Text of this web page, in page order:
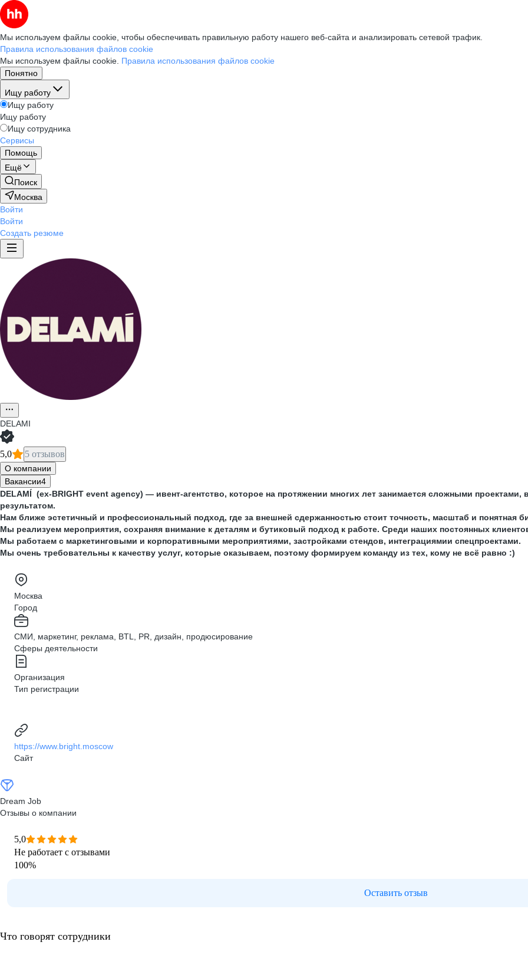
Мы используем файлы cookie, чтобы обеспечивать правильную работу нашего веб-сайта и анализировать сетевой трафик.
Правила использования файлов cookie
Мы используем файлы cookie. Правила использования файлов cookie
Понятно
Ищу работу
Ищу работу
Ищу работу
Ищу сотрудника
Сервисы
Помощь
Ещё
Поиск
Москва
Войти
Войти
Создать резюме
DELAMI
5,0 5 отзывов
О компании
Вакансии4
DELAMÍ (ex-BRIGHT event agency) — ивент-агентство, которое на протяжении многих лет занимается сложными
результатом.
Нам ближе эстетичный и профессиональный подход, где за внешней сдержанностью стоит точность, масштаб и понятная
Мы реализуем мероприятия, сохраняя внимание к деталям и бутиковый подход к работе. Среди наших постоянных
Мы работаем с маркетинговыми и корпоративными мероприятиями, застройками стендов, интеграциямии спецпроектами.
Мы очень требовательны к качеству услуг, которые оказываем, поэтому формируем команду из тех, кому не всё равно :)
Москва
Город
СМИ, маркетинг, реклама, BTL, PR, дизайн, продюсирование
Сферы деятельности
Организация
Тип регистрации
https://www.bright.moscow
Сайт
Dream Job
Отзывы о компании
5,0
Не работает с отзывами
100%
Оставить отзыв
Что говорят сотрудники